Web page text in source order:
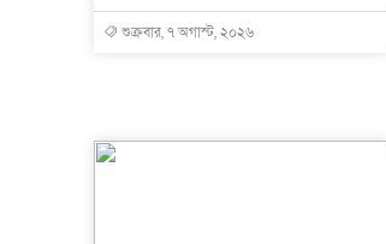
শুক্রবার, ৭ অগাস্ট, ২০২৬